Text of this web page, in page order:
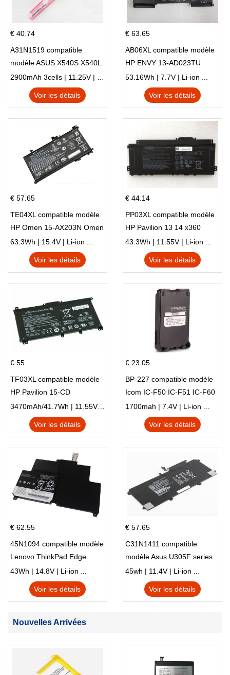
€ 40.74
A31N1519 compatible
modèle ASUS X540S X540L
X540LA-SI302 X540SA
X540S
2900mAh 3cells | 11.25V | Li-ion ...
Voir les détails
€ 63.65
AB06XL compatible modèle
HP ENVY 13-AD023TU
HSTNN-DB8C 921438-855
TPN-I128
53.16Wh | 7.7V | Li-ion ...
Voir les détails
€ 57.65
TE04XL compatible modèle
HP Omen 15-AX203N Omen
15 Series Pavilion 15 Series
63.3Wh | 15.4V | Li-ion ...
Voir les détails
€ 44.14
PP03XL compatible modèle
HP Pavilion 13 14 x360
L83388-AC1 L83388-421
HSTNN-LB8S M01118-421
M01144-005 13-BB 14-DV
43.3Wh | 11.55V | Li-ion ...
Voir les détails
€ 55
TF03XL compatible modèle
HP Pavilion 15-CD
3470mAh/41.7Wh | 11.55V | Li-ion ...
Voir les détails
€ 23.05
BP-227 compatible modèle
Icom IC-F50 IC-F51 IC-F60
IC-F61 IC-M87
1700mah | 7.4V | Li-ion ...
Voir les détails
€ 62.55
45N1094 compatible modèle
Lenovo ThinkPad Edge
S230u Twist
43Wh | 14.8V | Li-ion ...
Voir les détails
€ 57.65
C31N1411 compatible
modèle Asus U305F series
45wh | 11.4V | Li-ion ...
Voir les détails
Nouvelles Arrivées